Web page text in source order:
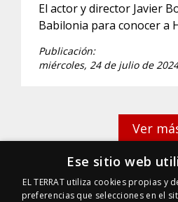
El actor y director Javier
Babilonia para conocer a
Publicación:
miércoles, 24 de julio de
Ver
Ese sitio web
EL TERRAT utiliza cookies propias y
preferencias que selecciones en el